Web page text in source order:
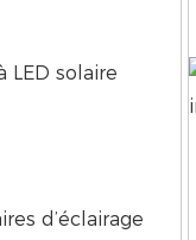
d’éclairage